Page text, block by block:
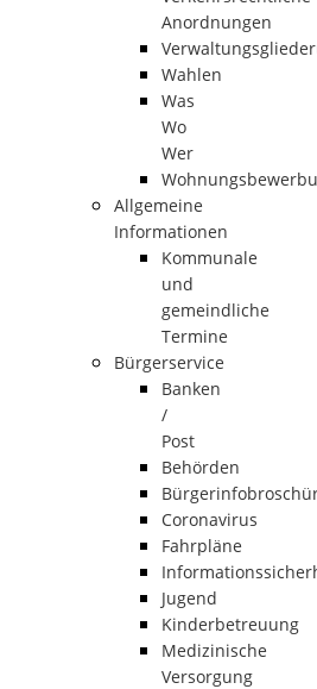
Anordnungen
Wahlen
Was
Wo
Wer
Allgemeine
Informationen
Kommunale
und
gemeindliche
Termine
Bürgerservice
Banken
/
Post
Behörden
Coronavirus
Fahrpläne
Jugend
Kinderbetreuung
Medizinische
Versorgung